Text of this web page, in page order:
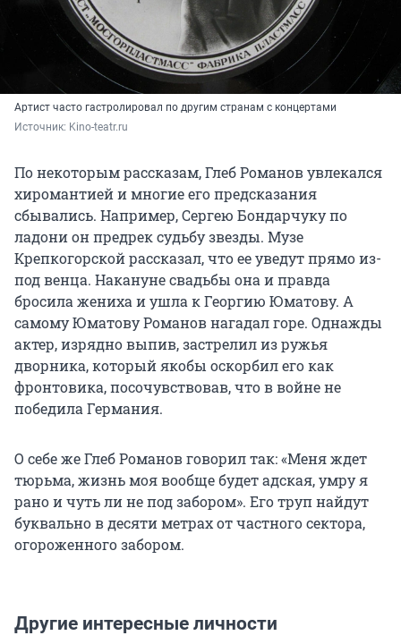
поступило заявление от жены Романова.
"Помогите, — говорилось в нем, — мой муж
хулиганит".
Нет, не сразу решилась она отнести свое
заявление в милицию. Страшно и стыдно
— мерзавец и хулиган.
Впрочем, жители дома № 4 по Фрунзенскому
валу уже привыкли к тому, что из квартиры №
99 раздаются крики и несется грязная брань.
В милиции побеседовали с виновником
бесчинств. Тот горестно вздыхал и
театральным голосом говорил:
— Да, да. Всё понимаю. Это мерзко, но, знаете ли,
неуравновешенность артистической натуры…
— В конце концов, интеллигентный же человек,
артист. Должен понять, — рассуждали в
отделении.
Но "интеллигентный" человек и не подумал
"деятельности" отнюдь не на театральных
Артист часто гастролировал по другим странам с концертами
Источник: Kino-teatr.ru
По некоторым рассказам, Глеб Романов увлекался
хиромантией и многие его предсказания
сбывались. Например, Сергею Бондарчуку по
ладони он предрек судьбу звезды. Музе
Крепкогорской рассказал, что ее уведут прямо из-
под венца. Накануне свадьбы она и правда
бросила жениха и ушла к Георгию Юматову. А
самому Юматову Романов нагадал горе. Однажды
актер, изрядно выпив, застрелил из ружья
дворника, который якобы оскорбил его как
фронтовика, посочувствовав, что в войне не
победила Германия.
О себе же Глеб Романов говорил так: «Меня ждет
тюрьма, жизнь моя вообще будет адская, умру я
рано и чуть ли не под забором». Его труп найдут
буквально в десяти метрах от частного сектора,
огороженного забором.
Другие интересные личности